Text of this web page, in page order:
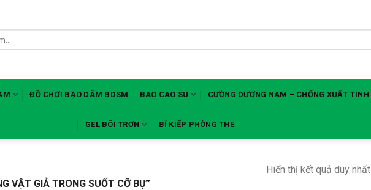
ĐỒ CHƠI BẠO DÂM BDSM BAO CAO SU CƯỜNG DƯƠNG NAM – CHỐNG XUẤT TINH
GEL BÔI TRƠN BÍ KIẾP PHÒNG THE
VẬT GIẢ TRONG SUỐT CỠ BỰ”
Hiển thị kết quả duy nhất